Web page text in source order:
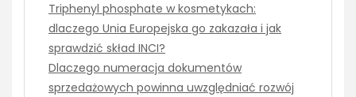
Triphenyl phosphate w kosmetykach:
dlaczego Unia Europejska go zakazała i jak
sprawdzić skład INCI?
Dlaczego numeracja dokumentów
sprzedażowych powinna uwzględniać rozwój